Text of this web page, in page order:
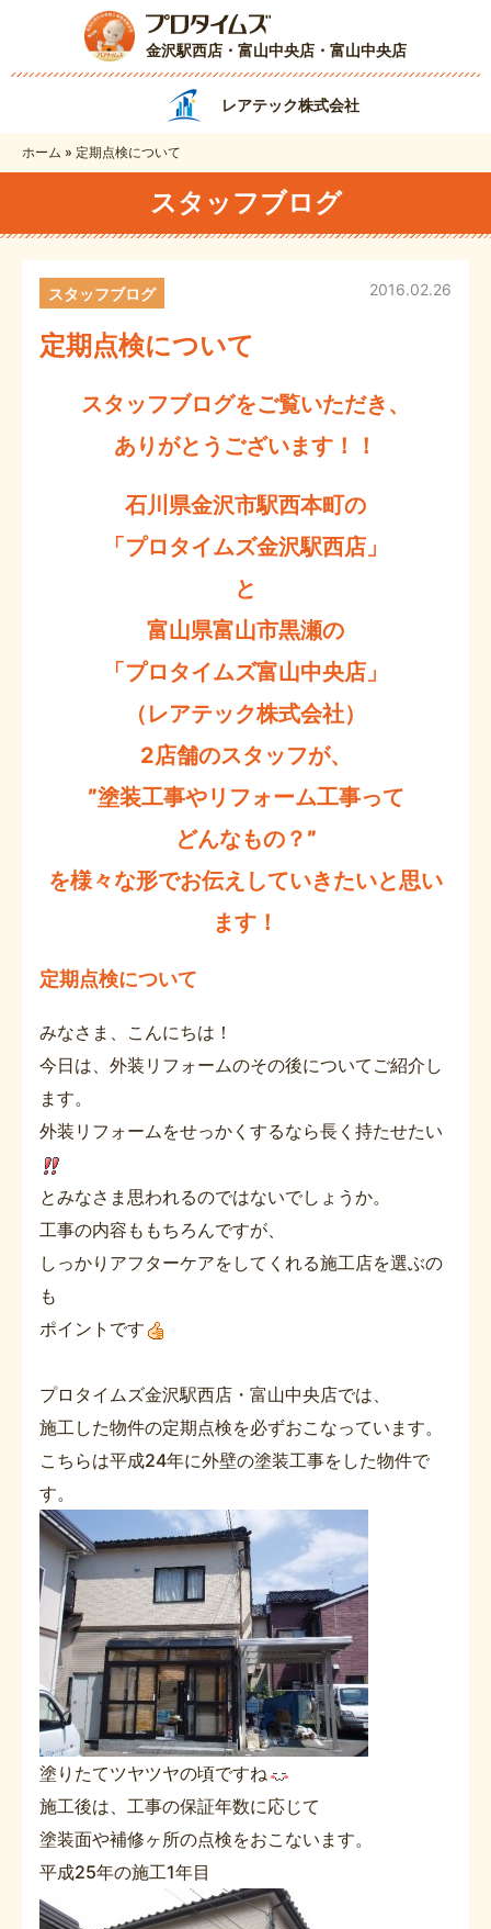
金沢駅西店・富山中央店 ・富山中央店
レアテック株式会社
ホーム » 定期点検について
スタッフブログ
定期点検について
2016.02.26
スタッフブログ
スタッフブログをご覧いただき、
ありがとうございます！！
石川県金沢市駅西本町の
「プロタイムズ金沢駅西店」
と
富山県富山市黒瀬の
「プロタイムズ富山中央店」
（レアテック株式会社）
2店舗のスタッフが、
”塗装工事やリフォーム工事って
どんなもの？”
を様々な形でお伝えしていきたいと思い
ます！
定期点検について
みなさま、こんにちは！
今日は、外装リフォームのその後についてご紹介し
ます。
外装リフォームをせっかくするなら長く持たせたい
とみなさま思われるのではないでしょうか。
工事の内容ももちろんですが、
しっかりアフターケアをしてくれる施工店を選ぶの
も
ポイントです
プロタイムズ金沢駅西店・富山中央店では、
施工した物件の定期点検を必ずおこなっています。
こちらは平成24年に外壁の塗装工事をした物件で
す。
塗りたてツヤツヤの頃ですね
施工後は、工事の保証年数に応じて
塗装面や補修ヶ所の点検をおこないます。
平成25年の施工1年目